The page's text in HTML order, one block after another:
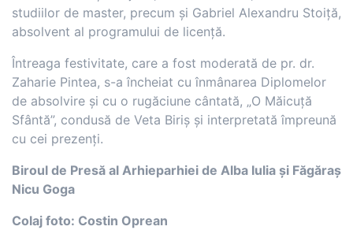
studiilor de master, precum și Gabriel Alexandru Stoiță,
absolvent al programului de licență.
Întreaga festivitate, care a fost moderată de pr. dr.
Zaharie Pintea, s-a încheiat cu înmânarea Diplomelor
de absolvire și cu o rugăciune cântată, „O Măicuță
Sfântă”, condusă de Veta Biriș și interpretată împreună
cu cei prezenți.
Biroul de Presă al Arhieparhiei de Alba Iulia și Făgăraș
Nicu Goga
Colaj foto: Costin Oprean